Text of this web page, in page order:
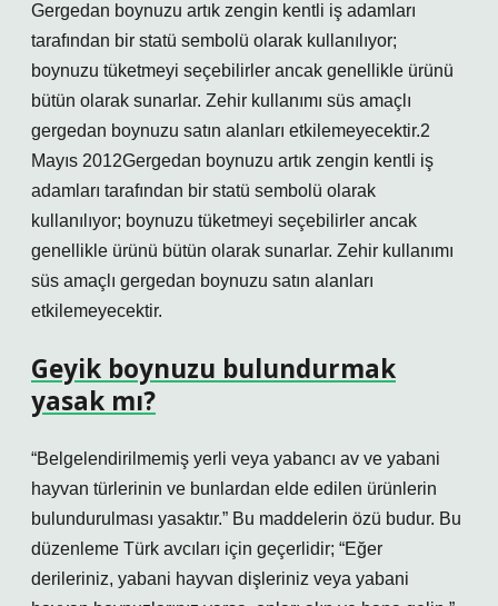
Gergedan boynuzu artık zengin kentli iş adamları
tarafından bir statü sembolü olarak kullanılıyor;
boynuzu tüketmeyi seçebilirler ancak genellikle ürünü
bütün olarak sunarlar. Zehir kullanımı süs amaçlı
gergedan boynuzu satın alanları etkilemeyecektir.2
Mayıs 2012Gergedan boynuzu artık zengin kentli iş
adamları tarafından bir statü sembolü olarak
kullanılıyor; boynuzu tüketmeyi seçebilirler ancak
genellikle ürünü bütün olarak sunarlar. Zehir kullanımı
süs amaçlı gergedan boynuzu satın alanları
etkilemeyecektir.
Geyik boynuzu bulundurmak
yasak mı?
“Belgelendirilmemiş yerli veya yabancı av ve yabani
hayvan türlerinin ve bunlardan elde edilen ürünlerin
bulundurulması yasaktır.” Bu maddelerin özü budur. Bu
düzenleme Türk avcıları için geçerlidir; “Eğer
derileriniz, yabani hayvan dişleriniz veya yabani